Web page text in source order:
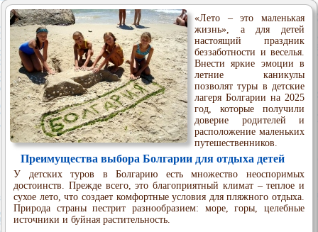
«Лето – это маленькая
жизнь», а для детей
настоящий праздник
беззаботности и веселья.
Внести яркие эмоции в
летние каникулы
позволят туры в детские
лагеря Болгарии на 2025
год, которые получили
доверие родителей и
расположение маленьких
путешественников.
Преимущества выбора Болгарии для отдыха детей
У детских туров в Болгарию есть множество неоспоримых
достоинств. Прежде всего, это благоприятный климат – теплое и
сухое лето, что создает комфортные условия для пляжного отдыха.
Природа страны пестрит разнообразием: море, горы, целебные
источники и буйная растительность.